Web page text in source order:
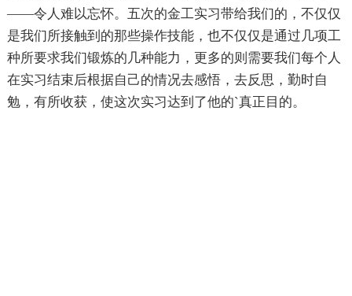
——令人难以忘怀。五次的金工实习带给我们的，不仅仅
是我们所接触到的那些操作技能，也不仅仅是通过几项工
种所要求我们锻炼的几种能力，更多的则需要我们每个人
在实习结束后根据自己的情况去感悟，去反思，勤时自
勉，有所收获，使这次实习达到了他的`真正目的。